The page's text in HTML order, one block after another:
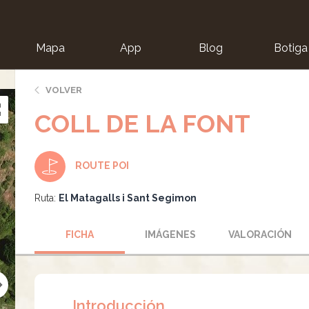
Mapa App Blog Botiga
VOLVER
COLL DE LA FONT
ROUTE POI
Ruta: El Matagalls i Sant Segimon
FICHA IMÁGENES VALORACIÓN